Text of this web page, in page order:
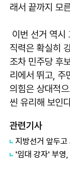
래서 끝까지 모
이번 선거 역시
직력은 확실히
조차 민주당 후
리에서 뛰고, 주
의힘은 상대적
씬 유리해 보인
관련기사